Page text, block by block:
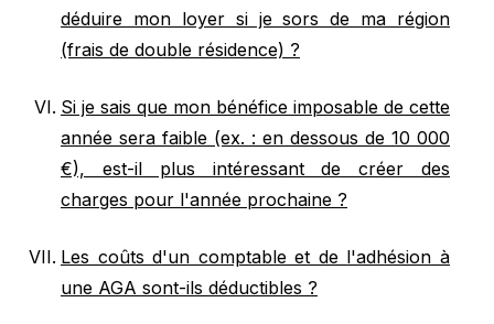
déduire mon loyer si je sors de ma région
(frais de double résidence) ?
Si je sais que mon bénéfice imposable de cette
année sera faible (ex. : en dessous de 10 000
€), est-il plus intéressant de créer des
charges pour l'année prochaine ?
Les coûts d'un comptable et de l'adhésion à
une AGA sont-ils déductibles ?